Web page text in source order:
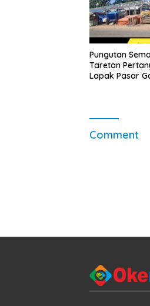
Pungutan
Taretan
Lapak Pasar
Comment